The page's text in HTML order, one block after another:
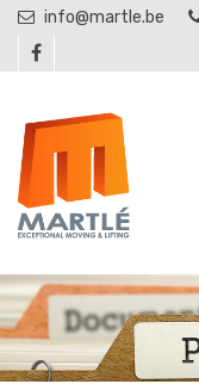
Overslaan en naar de
info@martle.be